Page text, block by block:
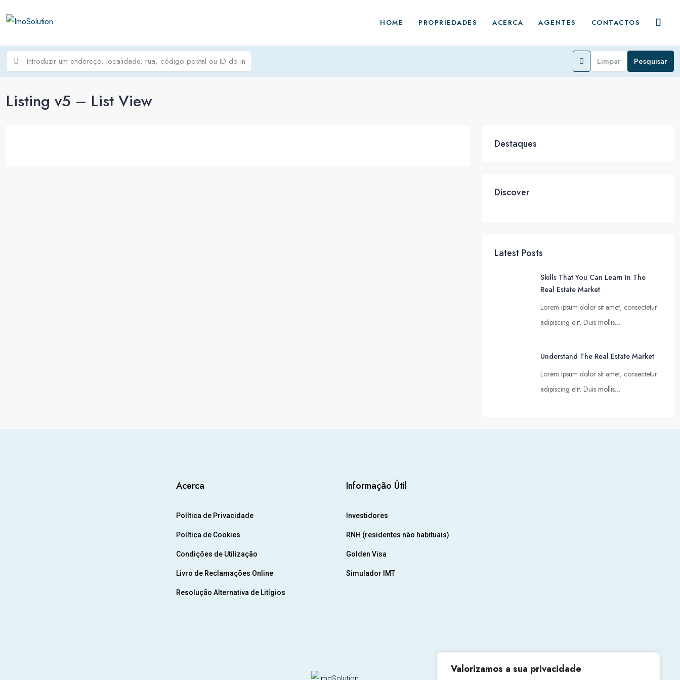
Valorizamos a sua privacidade
HOME PROPRIEDADES ACERCA AGENTES CONTACTOS
Limpar Pesquisar
Listing v5 – List View
Destaques
Discover
Latest Posts
Skills That You Can Learn In The
Real Estate Market
Lorem ipsum dolor sit amet, consectetur
adipiscing elit. Duis mollis…
Understand The Real Estate Market
Lorem ipsum dolor sit amet, consectetur
adipiscing elit. Duis mollis…
Acerca
Política de Privacidade
Política de Cookies
Condições de Utilização
Livro de Reclamações Online
Resolução Alternativa de Litígios
Informação Útil
Investidores
RNH (residentes não habituais)
Golden Visa
Simulador IMT